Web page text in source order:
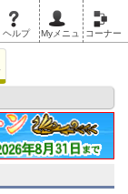
ヘルプ Myメニュ コーナー